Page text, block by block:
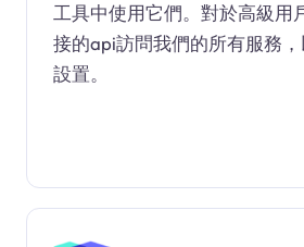
工具中使用它們。對於高級用
接的api訪問我們的所有服務
設置。